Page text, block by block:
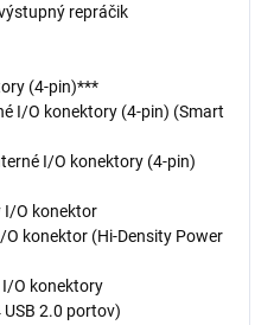
repráčik
(4-pin)***
I/O konektory (4-pin) (Smart
I/O konektory (4-pin)
I/O konektor
konektor (Hi-Density Power
I/O konektory
USB 2.0 portov)